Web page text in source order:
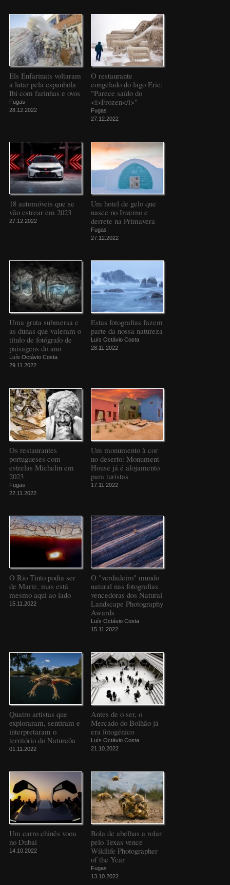
Els Enfarinats voltaram
a lutar pela espanhola
Ibi com farinhas e ovos
Fugas
28.12.2022
O restaurante
congelado do lago Erie:
"Parece saído do
<i>Frozen</i>"
Fugas
27.12.2022
18 automóveis que se
vão estrear em 2023
27.12.2022
Um hotel de gelo que
nasce no Inverno e
derrete na Primavera
Fugas
27.12.2022
Uma gruta submersa e
as dunas que valeram o
título de fotógrafo de
paisagens do ano
Luís Octávio Costa
29.11.2022
Estas fotografias fazem
parte da nossa natureza
Luís Octávio Costa
28.11.2022
Os restaurantes
portugueses com
estrelas Michelin em
2023
Fugas
22.11.2022
Um monumento à cor
no deserto: Monument
House já é alojamento
para turistas
17.11.2022
O Rio Tinto podia ser
de Marte, mas está
mesmo aqui ao lado
15.11.2022
O "verdadeiro" mundo
natural nas fotografias
vencedoras dos Natural
Landscape Photography
Awards
Luís Octávio Costa
15.11.2022
Quatro artistas que
exploraram, sentiram e
interpretaram o
território do Naturcôa
01.11.2022
Antes de o ser, o
Mercado do Bolhão já
era fotogénico
Luís Octávio Costa
21.10.2022
Um carro chinês voou
no Dubai
14.10.2022
Bola de abelhas a rolar
pelo Texas vence
Wildlife Photographer
of the Year
Fugas
13.10.2022